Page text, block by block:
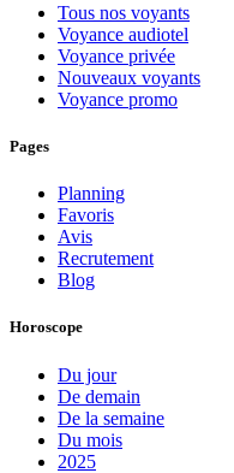
Tous nos voyants
Voyance audiotel
Voyance privée
Nouveaux voyants
Voyance promo
Pages
Planning
Favoris
Avis
Recrutement
Blog
Horoscope
Du jour
De demain
De la semaine
Du mois
2025